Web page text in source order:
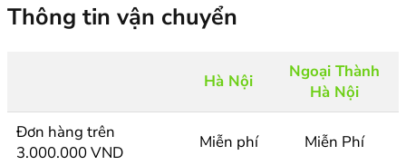
Thông tin vận chuyển
Hà Nội
Ngoại Thành
Hà Nội
Đơn hàng trên
3.000.000 VND
Miễn phí Miễn Phí